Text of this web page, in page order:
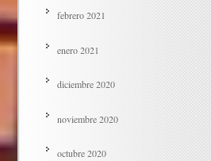
febrero 2021
enero 2021
diciembre 2020
noviembre 2020
octubre 2020